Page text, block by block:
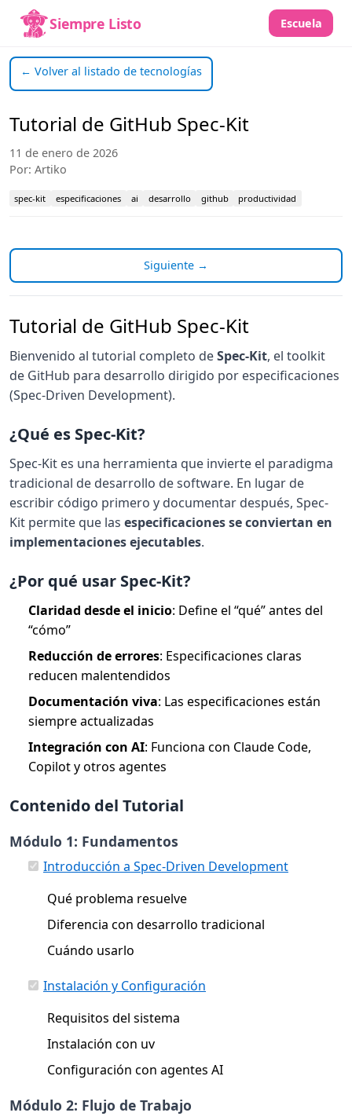
Siempre Listo Escuela
← Volver al listado de tecnologías
Tutorial de GitHub Spec-Kit
11 de enero de 2026
Por: Artiko
spec-kit especificaciones ai desarrollo github productividad
Siguiente →
Tutorial de GitHub Spec-Kit
Bienvenido al tutorial completo deSpec-Kit, el toolkit
de GitHub para desarrollo dirigido por especificaciones
(Spec-Driven Development).
¿Qué es Spec-Kit?
Spec-Kit es una herramienta que invierte el paradigma
tradicional de desarrollo de software. En lugar de
escribir código primero y documentar después, Spec-
Kit permite que las especificaciones se conviertan en
implementaciones ejecutables.
¿Por qué usar Spec-Kit?
Claridad desde el inicio: Define el “qué” antes del
“cómo”
Reducción de errores: Especificaciones claras
reducen malentendidos
Documentación viva: Las especificaciones están
siempre actualizadas
Integración con AI: Funciona con Claude Code,
Copilot y otros agentes
Contenido del Tutorial
Módulo 1: Fundamentos
Introducción a Spec-Driven Development
Qué problema resuelve
Diferencia con desarrollo tradicional
Cuándo usarlo
Instalación y Configuración
Requisitos del sistema
Instalación con uv
Configuración con agentes AI
Módulo 2: Flujo de Trabajo